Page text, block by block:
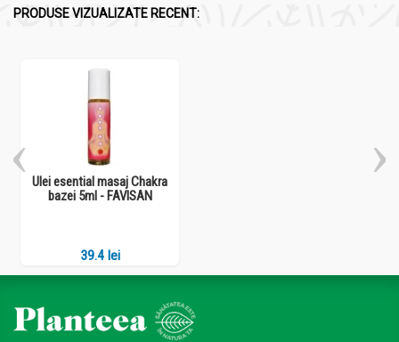
PRODUSE VIZUALIZATE RECENT:
Ulei esential masaj Chakra
bazei 5ml - FAVISAN
39.4 lei